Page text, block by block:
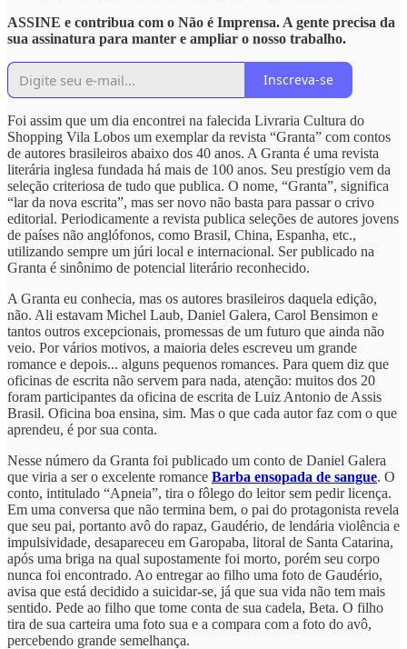
ASSINE e contribua com o Não é Imprensa. A gente precisa da
sua assinatura para manter e ampliar o nosso trabalho.
Inscreva-se
Foi assim que um dia encontrei na falecida Livraria Cultura do
Shopping Vila Lobos um exemplar da revista “Granta” com contos
de autores brasileiros abaixo dos 40 anos. A Granta é uma revista
literária inglesa fundada há mais de 100 anos. Seu prestígio vem da
seleção criteriosa de tudo que publica. O nome, “Granta”, significa
“lar da nova escrita”, mas ser novo não basta para passar o crivo
editorial. Periodicamente a revista publica seleções de autores jovens
de países não anglófonos, como Brasil, China, Espanha, etc.,
utilizando sempre um júri local e internacional. Ser publicado na
Granta é sinônimo de potencial literário reconhecido.
A Granta eu conhecia, mas os autores brasileiros daquela edição,
não. Ali estavam Michel Laub, Daniel Galera, Carol Bensimon e
tantos outros excepcionais, promessas de um futuro que ainda não
veio. Por vários motivos, a maioria deles escreveu um grande
romance e depois... alguns pequenos romances. Para quem diz que
oficinas de escrita não servem para nada, atenção: muitos dos 20
foram participantes da oficina de escrita de Luiz Antonio de Assis
Brasil. Oficina boa ensina, sim. Mas o que cada autor faz com o que
aprendeu, é por sua conta.
Nesse número da Granta foi publicado um conto de Daniel Galera
que viria a ser o excelente romance Barba ensopada de sangue. O
conto, intitulado “Apneia”, tira o fôlego do leitor sem pedir licença.
Em uma conversa que não termina bem, o pai do protagonista revela
que seu pai, portanto avô do rapaz, Gaudério, de lendária violência e
impulsividade, desapareceu em Garopaba, litoral de Santa Catarina,
após uma briga na qual supostamente foi morto, porém seu corpo
nunca foi encontrado. Ao entregar ao filho uma foto de Gaudério,
avisa que está decidido a suicidar-se, já que sua vida não tem mais
sentido. Pede ao filho que tome conta de sua cadela, Beta. O filho
tira de sua carteira uma foto sua e a compara com a foto do avô,
percebendo grande semelhança.